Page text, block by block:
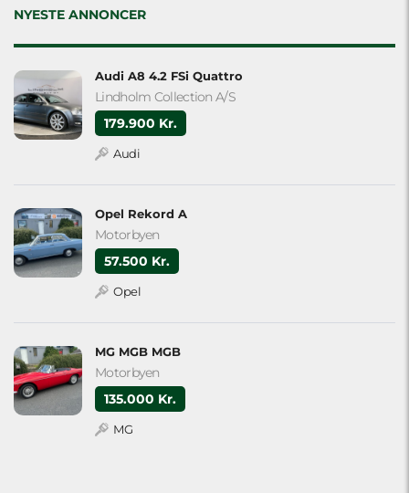
empty.
NYESTE ANNONCER
Audi A8 4.2 FSi Quattro
Lindholm Collection A/S
179.900 Kr.
Audi
Opel Rekord A
Motorbyen
57.500 Kr.
Opel
MG MGB MGB
Motorbyen
135.000 Kr.
MG